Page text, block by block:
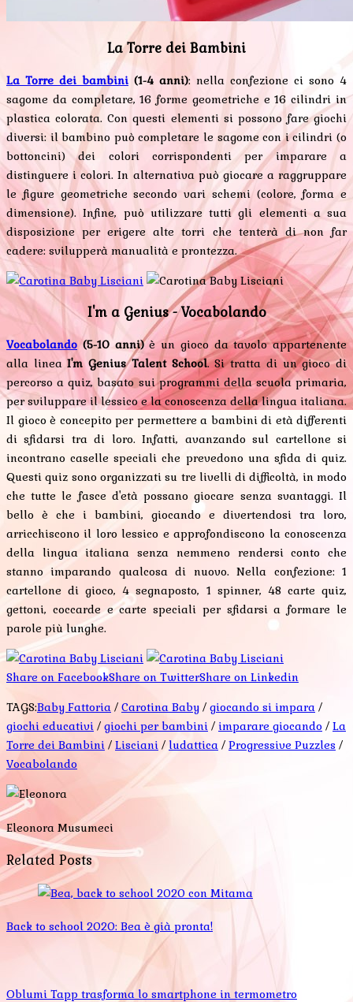
La Torre dei Bambini
La Torre dei bambini (1-4 anni): nella confezione ci sono 4
sagome da completare, 16 forme geometriche e 16 cilindri in
plastica colorata. Con questi elementi si possono fare giochi
diversi: il bambino può completare le sagome con i cilindri (o
bottoncini) dei colori corrispondenti per imparare a
distinguere i colori. In alternativa può giocare a raggruppare
le figure geometriche secondo vari schemi (colore, forma e
dimensione). Infine, può utilizzare tutti gli elementi a sua
disposizione per erigere alte torri che tenterà di non far
cadere: svilupperà manualità e prontezza.
I'm a Genius - Vocabolando
Vocabolando (5-10 anni)è un gioco da tavolo appartenente
alla lineaI'm Genius Talent School. Si tratta di un gioco di
percorso a quiz, basato sui programmi della scuola primaria,
per sviluppare il lessico e la conoscenza della lingua italiana.
Il gioco è concepito per permettere a bambini di età differenti
di sfidarsi tra di loro. Infatti, avanzando sul cartellone si
incontrano caselle speciali che prevedono una sfida di quiz.
Questi quiz sono organizzati su tre livelli di difficoltà, in modo
che tutte le fasce d'età possano giocare senza svantaggi. Il
bello è che i bambini, giocando e divertendosi tra loro,
arricchiscono il loro lessico e approfondiscono la conoscenza
della lingua italiana senza nemmeno rendersi conto che
stanno imparando qualcosa di nuovo. Nella confezione: 1
cartellone di gioco, 4 segnaposto, 1 spinner, 48 carte quiz,
gettoni, coccarde e carte speciali per sfidarsi a formare le
parole più lunghe.
Share on FacebookShare on TwitterShare on Linkedin
TAGS:Baby Fattoria / Carotina Baby / giocando si impara /
giochi educativi / giochi per bambini / imparare giocando / La
Torre dei Bambini / Lisciani / ludattica / Progressive Puzzles /
Vocabolando
Eleonora Musumeci
Related Posts
Back to school 2020: Bea è già pronta!
Oblumi Tapp trasforma lo smartphone in termometro